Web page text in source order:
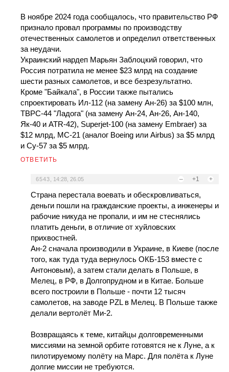
В ноябре 2024 года сообщалось, что правительство РФ
признало провал программы по производству
отечественных самолетов и определил ответственных
за неудачи.
Украинский нардеп Марьян Заблоцкий говорил, что
Россия потратила не менее $23 млрд на создание
шести разных самолетов, и все безрезультатно.
Кроме "Байкала", в России также пытались
спроектировать Ил-112 (на замену Ан-26) за $100 млн,
ТВРС-44 "Ладога" (на замену Ан-24, Ан-26, Ан-140,
Як-40 и ATR-42), Superjet-100 (на замену Embraer) за
$12 млрд, МС-21 (аналог Boeing или Airbus) за $5 млрд
и Су-57 за $5 млрд.
ОТВЕТИТЬ
– +1 +
6543 14:28, 26.05
Страна перестала воевать и обескровливаться,
деньги пошли на гражданские проекты, а инженеры и
рабочие никуда не пропали, и им не стеснялись
платить деньги, в отличие от хуйловских
прихвостней.
Ан-2 сначала производили в Украине, в Киеве (после
того, как туда туда вернулось ОКБ-153 вместе с
Антоновым), а затем стали делать в Польше, в
Мелец, в РФ, в Долгопрудном и в Китае. Больше
всего построили в Польше - почти 12 тысяч
самолетов, на заводе PZL в Мелец. В Польше также
делали вертолёт Ми-2.
Возвращаясь к теме, китайцы долговременными
миссиями на земной орбите готовятся не к Луне, а к
пилотируемому полёту на Марс. Для полёта к Луне
долгие миссии не требуются.